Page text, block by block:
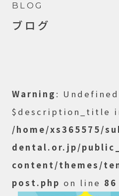
BLOG
ブログ
Warning :
$description_title
/home/xs365575/
dental.or.jp/
content/themes/
post.php on line 86